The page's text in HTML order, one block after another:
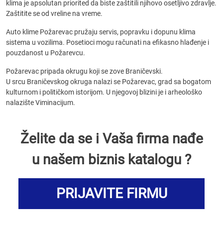
klima je apsolutan priorited da biste zaštitili njihovo osetljivo zdravlje.
Zaštitite se od vreline na vreme.
Auto klime Požarevac pružaju servis, popravku i dopunu klima
sistema u vozilima. Posetioci mogu računati na efikasno hlađenje i
pouzdanost u Požarevcu.
Požarevac pripada okrugu koji se zove Braničevski.
U srcu Braničevskog okruga nalazi se Požarevac, grad sa bogatom
kulturnom i političkom istorijom. U njegovoj blizini je i arheološko
nalazište Viminacijum.
Želite da se i Vaša firma nađe
u našem biznis katalogu ?
PRIJAVITE FIRMU